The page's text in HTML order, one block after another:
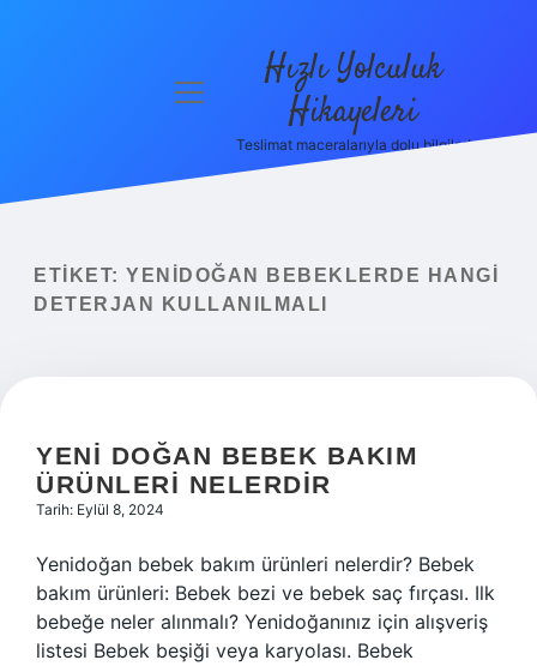
Yasal Uyarı
menüyü
Hızlı Yolculuk
Hikayeleri
Teslimat maceralarıyla dolu bilgiler!
ETIKET: YENIDOĞAN BEBEKLERDE HANGI
DETERJAN KULLANILMALI
YENI DOĞAN BEBEK BAKIM
ÜRÜNLERI NELERDIR
Tarih: Eylül 8, 2024
Yenidoğan bebek bakım ürünleri nelerdir? Bebek
bakım ürünleri: Bebek bezi ve bebek saç fırçası. Ilk
bebeğe neler alınmalı? Yenidoğanınız için alışveriş
listesi Bebek beşiği veya karyolası. Bebek